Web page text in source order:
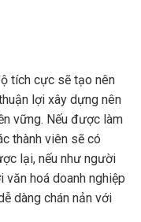
tích cực sẽ tạo nên
lợi xây dựng nên
vững. Nếu được làm
thành viên sẽ có
lại, nếu như người
văn hoá doanh nghiệp
dàng chán nản với